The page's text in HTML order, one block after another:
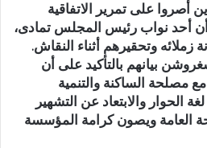
أصروا على تمرير الاتفاقية
أن أحد نواب رئيس المجلس تمادى،
زملائه وتحقيرهم أثناء النقاش.
بيانهم بالتأكيد على أن
الساكنة والتنمية
الحوار والابتعاد عن التشهير
العامة ويصون كرامة المؤسسة